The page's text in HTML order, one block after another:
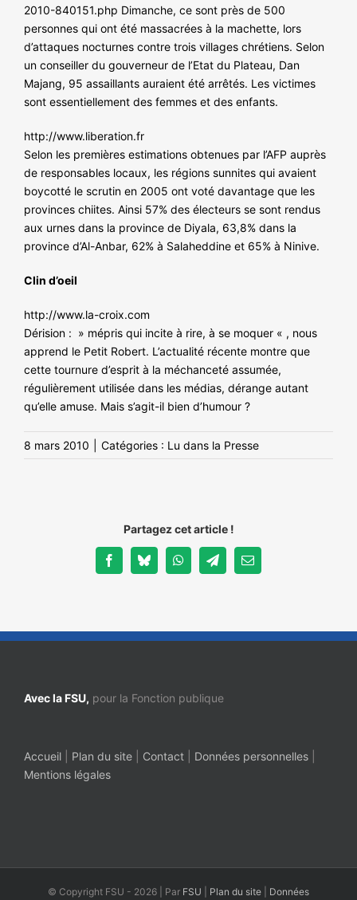
2010-840151.php Dimanche, ce sont près de 500
personnes qui ont été massacrées à la machette, lors
d’attaques nocturnes contre trois villages chrétiens. Selon
un conseiller du gouverneur de l’Etat du Plateau, Dan
Majang, 95 assaillants auraient été arrêtés. Les victimes
sont essentiellement des femmes et des enfants.
http://www.liberation.fr
Selon les premières estimations obtenues par l’AFP auprès
de responsables locaux, les régions sunnites qui avaient
boycotté le scrutin en 2005 ont voté davantage que les
provinces chiites. Ainsi 57% des électeurs se sont rendus
aux urnes dans la province de Diyala, 63,8% dans la
province d’Al-Anbar, 62% à Salaheddine et 65% à Ninive.
Clin d’oeil
http://www.la-croix.com
Dérision : » mépris qui incite à rire, à se moquer « , nous
apprend le Petit Robert. L’actualité récente montre que
cette tournure d’esprit à la méchanceté assumée,
régulièrement utilisée dans les médias, dérange autant
qu’elle amuse. Mais s’agit-il bien d’humour ?
8 mars 2010 Catégories : Lu dans la Presse
Partagez cet article !
FacebookBlueskyWhatsAppTelegramEmail
Avec la FSU, pour la Fonction publique
Accueil Plan du site Contact Données personnelles
Mentions légales
© Copyright FSU - 2026 | Par FSU Plan du site Données